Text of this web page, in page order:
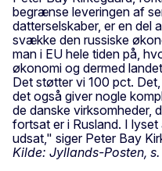
begrænse leveringen af
datterselskaber, er en del
svække den russiske
man i EU hele tiden på,
økonomi og dermed
Det støtter vi 100 pct.
det også giver nogle
de danske virksomheder,
fortsat er i Rusland. I
udsat," siger Peter Bay
Kilde: Jyllands-Posten, s.